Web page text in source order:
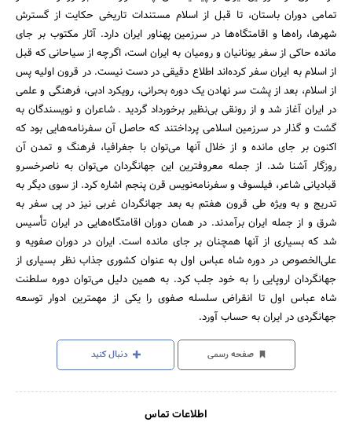
تمامی دوران باستان، تا قبل از اسلام مستندات تاریخی حکایت از گسترش
شهرها، راه‌ها و اقامتگاه‌ها در سرزمین پهناور ایران دارد. آثار مکتوب‌ بر جای
مانده حاکی از سفر یونانیان و رومیان به ایران است، اگرچه از سیاحانی که قبل
از اسلام به ایران سفر کرده‌اند اطلاع دقیقی در دست نیست. در قرون اولیه پس
از اسلام، بعد از پشت سر نهادن یک دوره بحرانی، رویکرد ادبی، فرهنگی و علمی
در ایران آغاز شد و از رونقی بی‌نظیر برخورداد گردید . شاعران و نویسندگان به
گشت و گذار در سرزمین اسلامی پرداختند که حاصل آن سفرنامه‌هایی بود که
اکنون بر جای مانده و از خلال آنها می‌توان با جغرافیا، فرهنگ و تمدن آن
روزگار آشنا شد. از جمله معروفترین این جهانگردان می‌توان به ناصرخسرو
قبادیانی شاعر، فیلسوف و سفرنامه‌نویس قرن پنجم اشاره کرد. از سوی دیگر به
تدریج و به ویژه طی قرون هفتم به بعد جهانگردان غربی نیز در پی سفر به
شرق و از جمله ایران برآمدند. در همان دوران اقامتگاه‌هایی در ایران تأسیس
شد که بسیاری از آنها همچنان بر جای مانده است. ایران در دوران صفویه و
علی‌الخصوص در دوره شاه عباس اول به عنوان کشوری جذاب نظر بسیاری از
جهانگردان اروپایی را به خود جلب کرد. به همین دلیل می‌توان دوره سلطنت
شاه عباس اول تا انقراض سلسله صفوی را یکی از مهمترین ادوار توسعه
جهانگردی در ایران به حساب آورد.
صفحه رسمی دنبال کنید
اطلاعات تماس